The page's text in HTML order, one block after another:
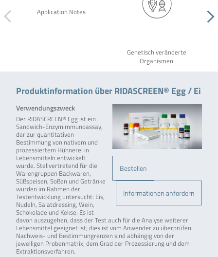
Application Notes
Genetisch veränderte
Organismen
Produktinformation über RIDASCREEN® Egg / Ei
Bestellen
Informationen anfordern
Verwendungszweck
Der RIDASCREEN® Egg ist ein
Sandwich-Enzymimmunoassay,
der zur quantitativen
Bestimmung von nativem und
prozessiertem Hühnerei in
Lebensmitteln entwickelt
wurde. Stellvertretend für die
Warengruppen Backwaren,
Süßspeisen, Soßen und Getränke
wurden im Rahmen der
Testentwicklung untersucht: Eis,
Nudeln, Salatdressing, Wein,
Schokolade und Kekse. Es ist
davon auszugehen, dass der Test auch für die Analyse weiterer
Lebensmittel geeignet ist; dies ist vom Anwender zu überprüfen.
Nachweis- und Bestimmungrenzen sind abhängig von der
jeweiligen Probenmatrix, dem Grad der Prozessierung und dem
Extraktionsverfahren.